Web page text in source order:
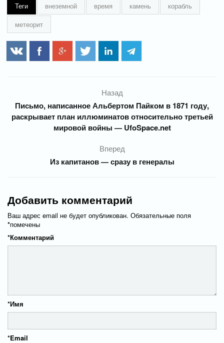
Теги внеземной время камень
корабль
метеорит
Назад
Письмо, написанное Альбертом Пайком в 1871 году,
раскрывает план иллюминатов относительно третьей
мировой войны — UfoSpace.net
Вперед
Из капитанов — сразу в генералы
Добавить комментарий
Ваш адрес email не будет опубликован. Обязательные поля
помечены
*
Комментарий
*
Имя
*
Email
*